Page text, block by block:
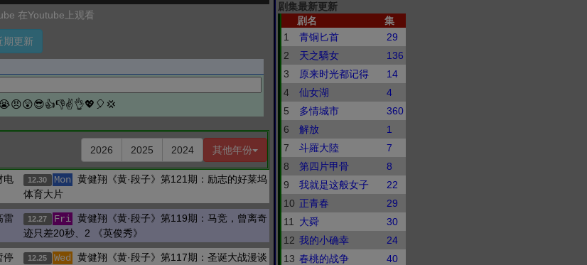
在Youtube上观看
期更新
2026 2025 2024 其他年份
电
12.30 Mon
黄健翔《黄·段子》第121期：励志的好莱坞
体育大片
雷
12.27 Fri 黄健翔《黄·段子》第119期：马竞，曾离奇
迹只差20秒、2 《英俊秀》
停
12.25 Wed 黄健翔《黄·段子》第117期：圣诞大战漫谈
剧集最新更新
剧名
集
1
青铜匕首
29
2
天之驕女
136
3
原来时光都记得
14
4
仙女湖
4
5
多情城市
360
6
解放
1
7
斗羅大陸
7
8
第四片甲骨
8
9
我就是这般女子
22
10 正青春
29
11
大舜
30
12 我的小确幸
24
13 春桃的战争
40